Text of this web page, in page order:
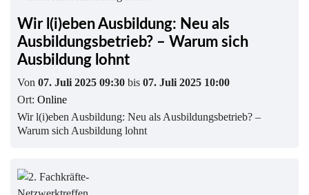
Wir l(i)eben Ausbildung: Neu als
Ausbildungsbetrieb? – Warum sich
Ausbildung lohnt
Von 07. Juli 2025 09:30 bis 07. Juli 2025 10:00
Ort: Online
Wir l(i)eben Ausbildung: Neu als Ausbildungsbetrieb? –
Warum sich Ausbildung lohnt